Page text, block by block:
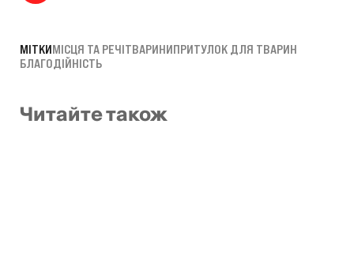
МІТКИМІСЦЯ ТА РЕЧІТВАРИНИПРИТУЛОК ДЛЯ ТВАРИН
БЛАГОДІЙНІСТЬ
Читайте також